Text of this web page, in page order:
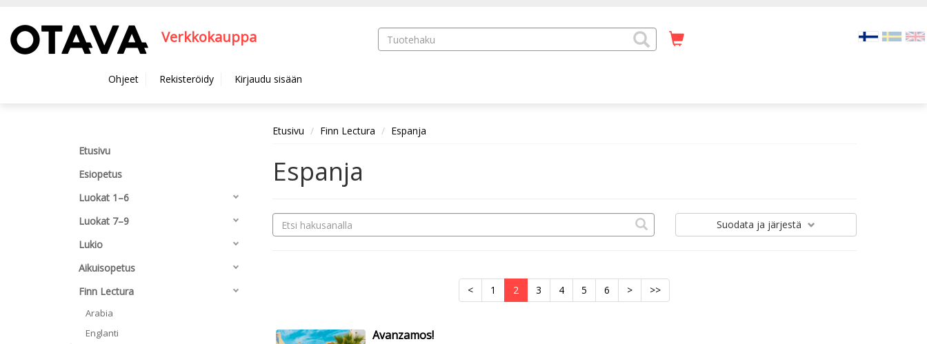
Verkkokauppa
Ohjeet Rekisteröidy Kirjaudu sisään
Etusivu
Esiopetus
Luokat 1–6
Luokat 7–9
Lukio
Aikuisopetus
Finn Lectura
Arabia
Englanti
Etusivu Finn Lectura Espanja
Espanja
Suodata ja järjestä
< 1 2 3 4 5 6 > >>
Avanzamos!